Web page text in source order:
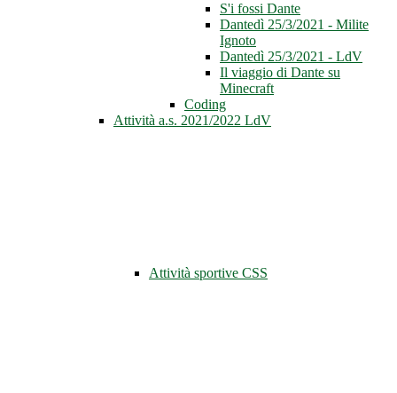
S'i fossi Dante
Dantedì 25/3/2021 - Milite
Ignoto
Dantedì 25/3/2021 - LdV
Il viaggio di Dante su
Minecraft
Coding
Attività a.s. 2021/2022 LdV
Attività sportive CSS